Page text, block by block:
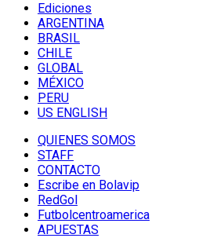
Ediciones
ARGENTINA
BRASIL
CHILE
GLOBAL
MÉXICO
PERU
US ENGLISH
QUIENES SOMOS
STAFF
CONTACTO
Escribe en Bolavip
RedGol
Futbolcentroamerica
APUESTAS